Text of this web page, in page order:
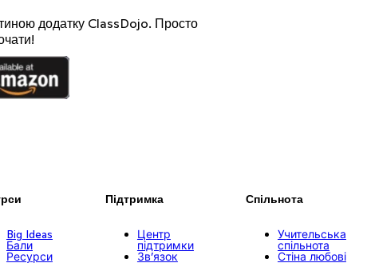
додатку ClassDojo. Просто
Big Ideas
Бали
Ресурси
Підтримка
Центр
підтримки
Зв’язок
Спільнота
Учительська
спільнота
Стіна любові